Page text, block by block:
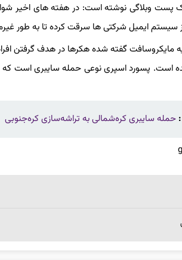
سیستم ایمیل شرکتی ها سرقت کرده تا به طور
مایکروسافت گفته شده هکرها در هدف گرفتن
برابر شده است. پسورد اسپری نوعی حمله سایبری
حمله سایبری کره‌شمالی به تراشه‌سازی کره‌جنوبی